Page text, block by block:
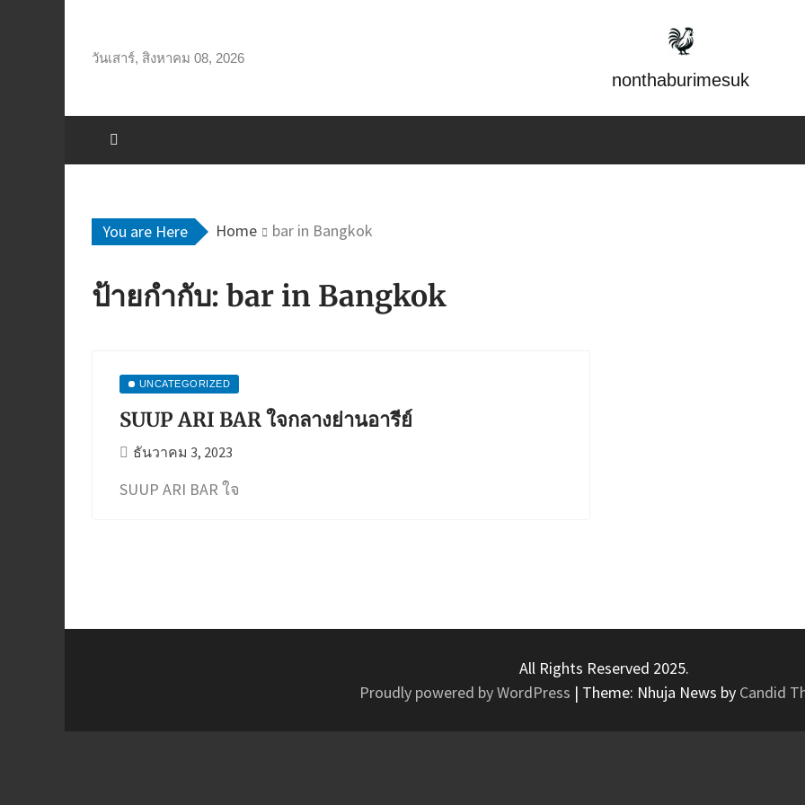
content
วันเสาร์, สิงหาคม 08, 2026
nonthaburimesuk
You are Here Home bar in Bangkok
ป้ายกำกับ: bar in Bangkok
UNCATEGORIZED
SUUP ARI BAR ใจกลางย่านอารีย์
ธันวาคม 3, 2023
SUUP ARI BAR ใจ
All Rights Reserved 2025.
Proudly powered by WordPress | Theme: Nhuja News by Candid